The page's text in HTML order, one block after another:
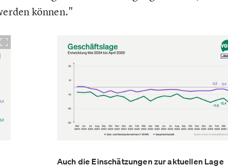
können."
Auch die Einschätzungen zur aktuellen Lage